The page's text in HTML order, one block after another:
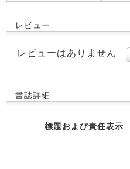
レビュー
レビューはありません
書誌詳細
標題および責任表示